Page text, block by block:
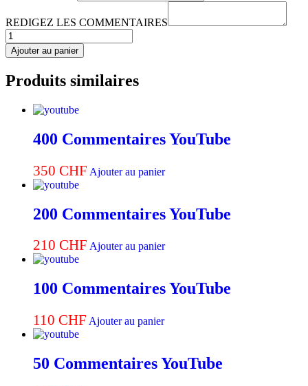
REDIGEZ LES COMMENTAIRES
quantité
de
10
YouTube
Ajouter au panier
Produits similaires
400 Commentaires YouTube
350 CHF Ajouter au panier
200 Commentaires YouTube
210 CHF Ajouter au panier
100 Commentaires YouTube
110 CHF Ajouter au panier
50 Commentaires YouTube